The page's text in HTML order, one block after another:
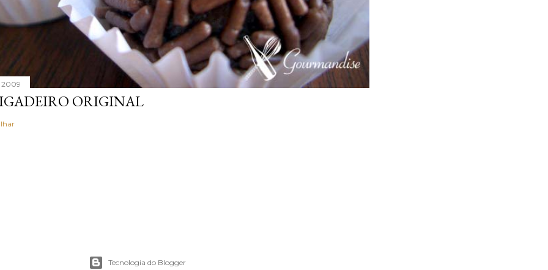
2009
ORIGINAL
Tecnologia do Blogger